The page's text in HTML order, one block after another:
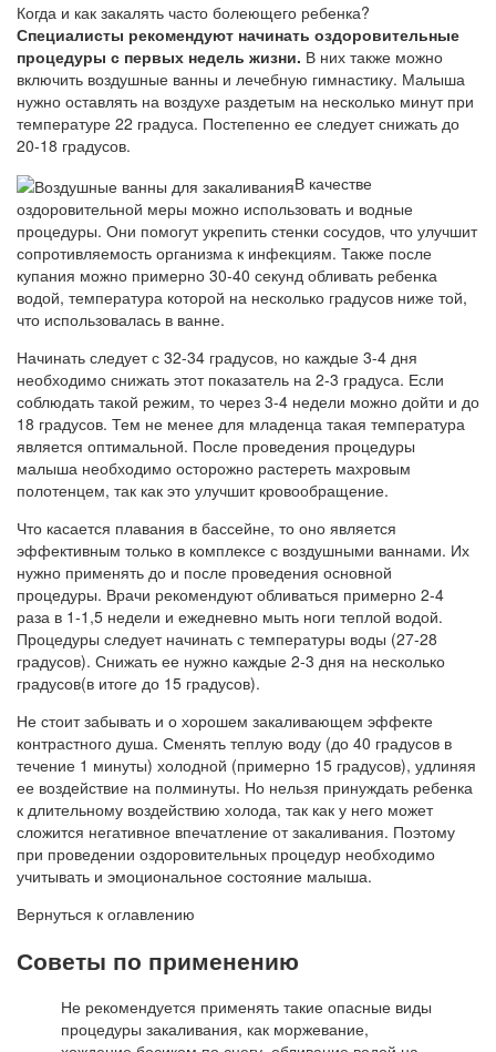
Когда и как закалять часто болеющего ребенка?
Специалисты рекомендуют начинать оздоровительные
процедуры с первых недель жизни. В них также можно
включить воздушные ванны и лечебную гимнастику. Малыша
нужно оставлять на воздухе раздетым на несколько минут при
температуре 22 градуса. Постепенно ее следует снижать до
20-18 градусов.
В качестве
оздоровительной меры можно использовать и водные
процедуры. Они помогут укрепить стенки сосудов, что улучшит
сопротивляемость организма к инфекциям. Также после
купания можно примерно 30-40 секунд обливать ребенка
водой, температура которой на несколько градусов ниже той,
что использовалась в ванне.
Начинать следует с 32-34 градусов, но каждые 3-4 дня
необходимо снижать этот показатель на 2-3 градуса. Если
соблюдать такой режим, то через 3-4 недели можно дойти и до
18 градусов. Тем не менее для младенца такая температура
является оптимальной. После проведения процедуры
малыша необходимо осторожно растереть махровым
полотенцем, так как это улучшит кровообращение.
Что касается плавания в бассейне, то оно является
эффективным только в комплексе с воздушными ваннами. Их
нужно применять до и после проведения основной
процедуры. Врачи рекомендуют обливаться примерно 2-4
раза в 1-1,5 недели и ежедневно мыть ноги теплой водой.
Процедуры следует начинать с температуры воды (27-28
градусов). Снижать ее нужно каждые 2-3 дня на несколько
градусов(в итоге до 15 градусов).
Не стоит забывать и о хорошем закаливающем эффекте
контрастного душа. Сменять теплую воду (до 40 градусов в
течение 1 минуты) холодной (примерно 15 градусов), удлиняя
ее воздействие на полминуты. Но нельзя принуждать ребенка
к длительному воздействию холода, так как у него может
сложится негативное впечатление от закаливания. Поэтому
при проведении оздоровительных процедур необходимо
учитывать и эмоциональное состояние малыша.
Вернуться к оглавлению
Советы по применению
Не рекомендуется применять такие опасные виды
процедуры закаливания, как моржевание,